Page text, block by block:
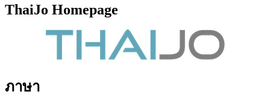
ThaiJo Homepage
ภาษา